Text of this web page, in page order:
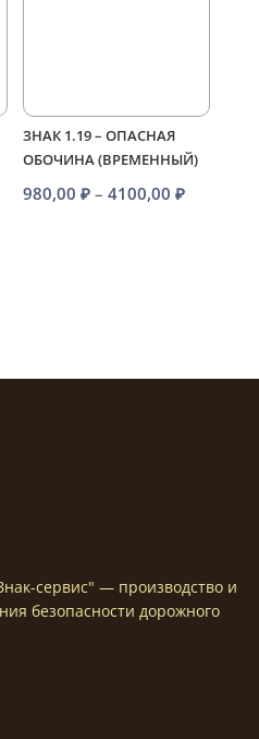
ЗНАК 1.19 – ОПАСНАЯ
ОБОЧИНА (ВРЕМЕННЫЙ)
980,00₽ – 4100,00₽
сервис" — производство и
безопасности дорожного